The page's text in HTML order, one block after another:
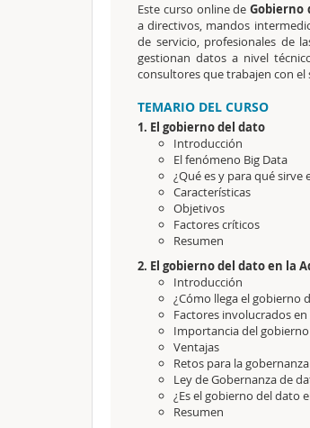
Este curso online deGobierno
a directivos, mandos
de servicio, profesionales de
gestionan datos a nivel
consultores que trabajen con el
TEMARIO DEL CURSO
1. El gobierno del dato
Introducción
El fenómeno Big Data
¿Qué es y para qué sirve
Características
Objetivos
Factores críticos
Resumen
2. El gobierno del dato en la
Introducción
¿Cómo llega el gobierno
Factores involucrados
Importancia del
Ventajas
Retos para la
Ley de Gobernanza de
¿Es el gobierno del dato
Resumen